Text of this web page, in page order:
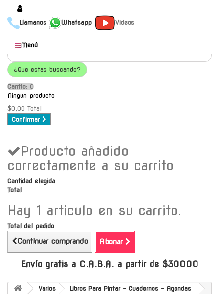
Llamanos Whatsapp Videos
Productos
Populares
Categorías
Marcas
Mayoristas
Contacto
Envío gratis a C.A.B.A. a
partir de $30000
Menú
¿Que estas buscando?
Carrito: O
Ningún producto
$0,00 Total
Confirmar
Producto añadido
correctamente a su carrito
Cantidad elegida
Total
Hay 1 articulo en su carrito.
Total del pedido
Continuar comprando Abonar
Envío gratis a C.A.B.A. a partir de $30000
Varios
Libros Para Pintar - Cuadernos - Agendas